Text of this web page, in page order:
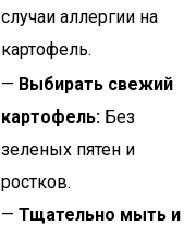
случаи аллергии на
картофель.
— Выбирать свежий
картофель: Без
зеленых пятен и
ростков.
— Тщательно мыть и